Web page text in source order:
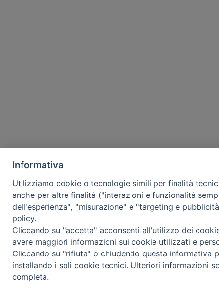
Informativa
Utilizziamo cookie o tecnologie simili per finalità
anche per altre finalità ("interazioni e funzionalità
dell'esperienza", "misurazione" e "targeting e
policy.
Cliccando su "accetta" acconsenti all'utilizzo dei
avere maggiori informazioni sui cookie utilizzati e
Cliccando su "rifiuta" o chiudendo questa informativa
installando i soli cookie tecnici. Ulteriori informazioni
completa.